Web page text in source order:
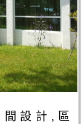
設計,區